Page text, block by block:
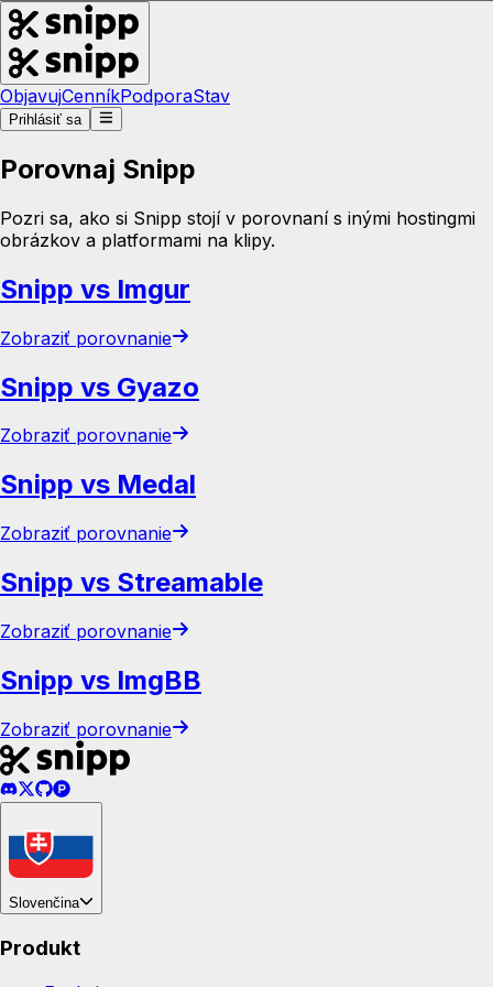
ObjavujCenníkPodporaStav
Prihlásiť sa
Porovnaj Snipp
Pozri sa, ako si Snipp stojí v porovnaní s inými hostingmi
obrázkov a platformami na klipy.
Snipp vs Imgur
Zobraziť porovnanie
Snipp vs Gyazo
Zobraziť porovnanie
Snipp vs Medal
Zobraziť porovnanie
Snipp vs Streamable
Zobraziť porovnanie
Snipp vs ImgBB
Zobraziť porovnanie
Slovenčina
Produkt